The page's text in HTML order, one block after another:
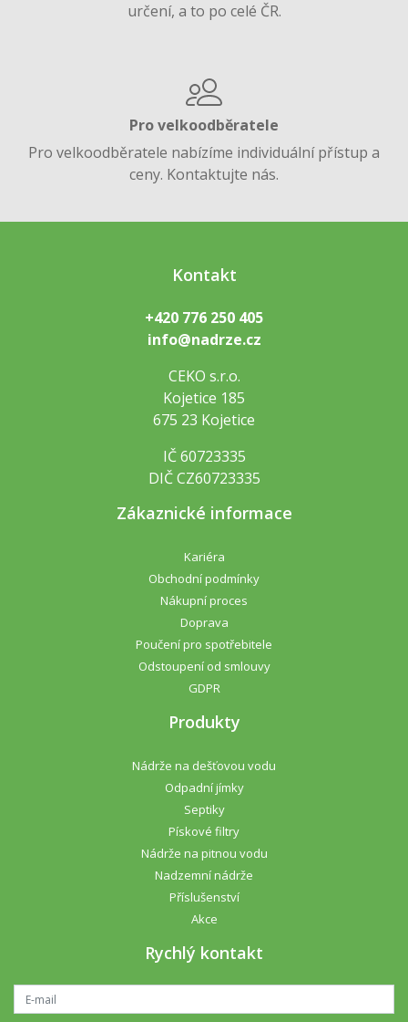
určení, a to po celé ČR.
Pro velkoodběratele
Pro velkoodběratele nabízíme individuální přístup a
ceny. Kontaktujte nás.
Kontakt
+420 776 250 405
info@nadrze.cz
CEKO s.r.o.
Kojetice 185
675 23 Kojetice
IČ 60723335
DIČ CZ60723335
Zákaznické informace
Kariéra
Obchodní podmínky
Nákupní proces
Doprava
Poučení pro spotřebitele
Odstoupení od smlouvy
GDPR
Produkty
Nádrže na dešťovou vodu
Odpadní jímky
Septiky
Pískové filtry
Nádrže na pitnou vodu
Nadzemní nádrže
Příslušenství
Akce
Rychlý kontakt